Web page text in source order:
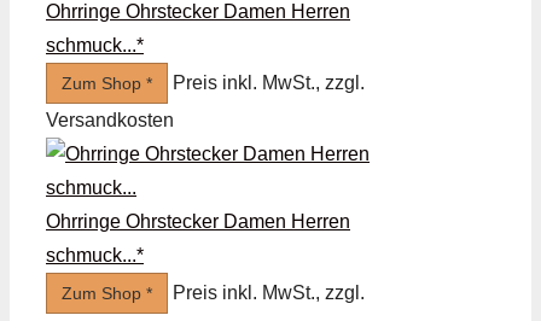
Ohrringe Ohrstecker Damen Herren
schmuck...*
Zum Shop *
Preis inkl. MwSt., zzgl.
Versandkosten
Ohrringe Ohrstecker Damen Herren
schmuck...*
Zum Shop *
Preis inkl. MwSt., zzgl.